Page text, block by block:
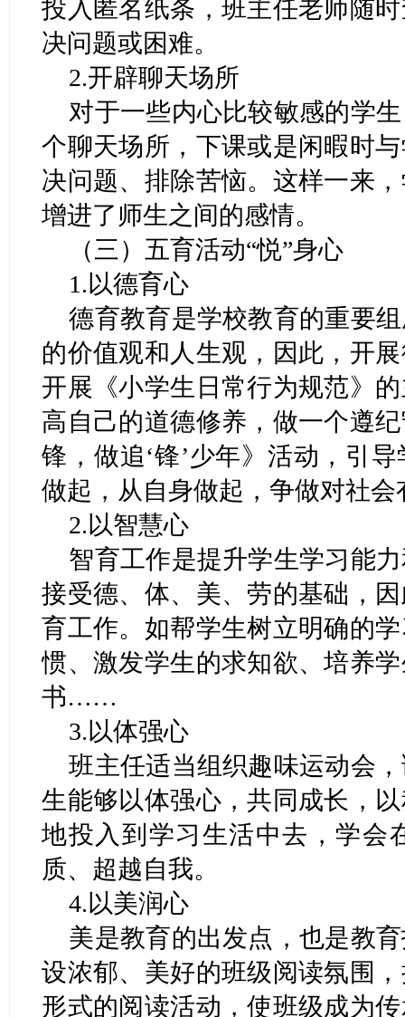
投入匿名纸条，班主任老师随
决问题或困难。
2.开辟聊天场所
对于一些内心比较敏感的学
个聊天场所，下课或是闲暇时
决问题、排除苦恼。这样一来
增进了师生之间的感情。
（三）五育活动“悦”身心
1.以德育心
德育教育是学校教育的重要
的价值观和人生观，因此，开
开展《小学生日常行为规范》
高自己的道德修养，做一个遵
锋，做追‘锋’少年》活动，引
做起，从自身做起，争做对社会
2.以智慧心
智育工作是提升学生学习能
接受德、体、美、劳的基础，
育工作。如帮学生树立明确的
惯、激发学生的求知欲、培养
书……
3.以体强心
班主任适当组织趣味运动会
生能够以体强心，共同成长，
地投入到学习生活中去，学会
质、超越自我。
4.以美润心
美是教育的出发点，也是教
设浓郁、美好的班级阅读氛围
形式的阅读活动，使班级成为